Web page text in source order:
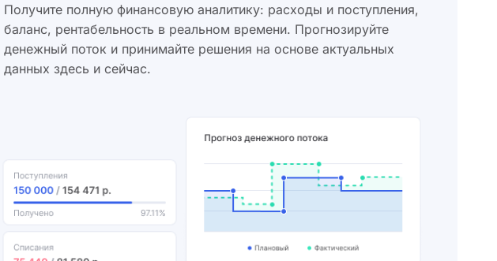
Получите полную финансовую аналитику: расходы и поступления,
баланс, рентабельность в реальном времени. Прогнозируйте
денежный поток и принимайте решения на основе актуальных
данных здесь и сейчас.